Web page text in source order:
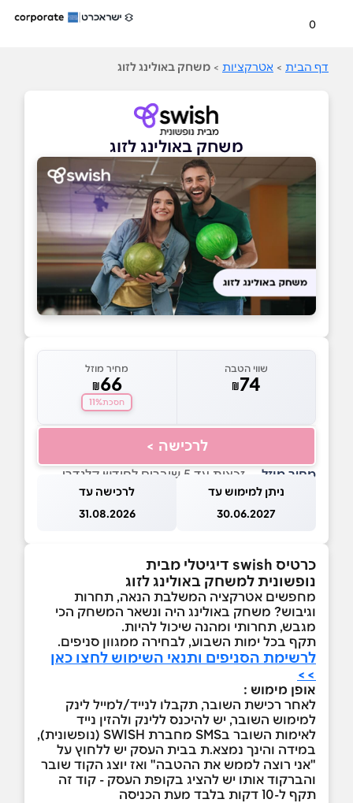
0
דף הבית > אטרקציות > משחק באולינג לזוג
משחק באולינג לזוג
שווי הטבה
₪74
מחיר מוזל
₪66
חסכת11%
לרכישה >
מחיר מוזל — זכאות עד 5 שוברים לחודש קלנדרי
ניתן למימוש עד
30.06.2027
לרכישה עד
31.08.2026
כרטיס swish דיגיטלי מבית
נופשונית למשחק באולינג לזוג
מחפשים אטרקציה המשלבת הנאה, תחרות
וגיבוש? משחק באולינג היה ונשאר המשחק הכי
מגבש, תחרותי ומהנה שיכול להיות.
תקף בכל ימות השבוע, לבחירה ממגוון סניפים.
לרשימת הסניפים ותנאי השימוש לחצו כאן
>>
אופן מימוש :
לאחר רכישת השובר, תקבלו לנייד/למייל לינק
למימוש השובר, יש להיכנס ללינק ולהזין נייד
לאימות השובר בSMS מחברת SWISH (נופשונית),
במידה והינך נמצא.ת בבית העסק יש ללחוץ על
"אני רוצה לממש את ההטבה" ואז יוצג הקוד שובר
והברקוד אותו יש להציג בקופת העסק - קוד זה
תקף ל-10 דקות בלבד מעת הכניסה